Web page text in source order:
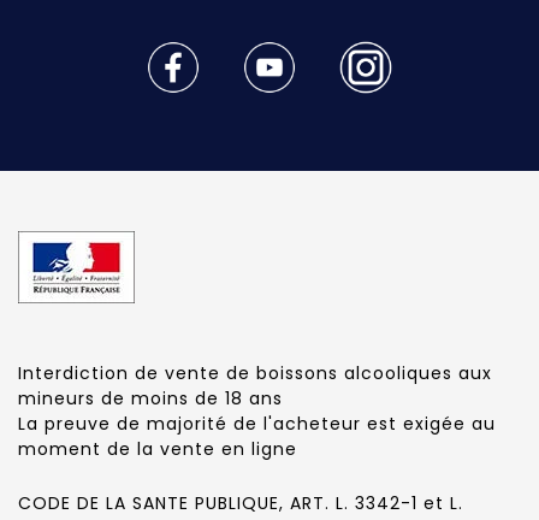
Interdiction de vente de boissons alcooliques aux
mineurs de moins de 18 ans
La preuve de majorité de l'acheteur est exigée au
moment de la vente en ligne
CODE DE LA SANTE PUBLIQUE, ART. L. 3342-1 et L.